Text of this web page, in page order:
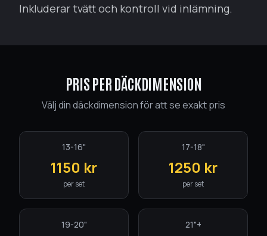
All bilservice
Boka tid
Inkluderar tvätt och kontroll vid inlämning.
PRIS PER DÄCKDIMENSION
Välj din däckdimension för att se exakt pris
13-16"
1150 kr
per set
17-18"
1250 kr
per set
19-20" 21"+